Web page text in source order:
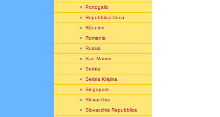
» Portogallo
» Repubblica Ceca
» Réunion
» Romania
» Russia
» San Marino
» Serbia
» Serbia Krajina
» Singapore
» Slovacchia
» Slovacchia Repubblica